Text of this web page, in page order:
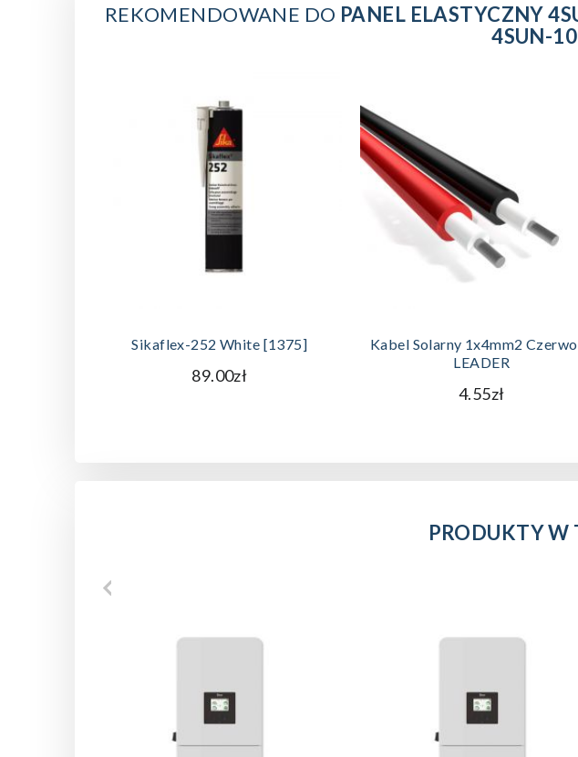
REKOMENDOWANE DO PANEL ELASTYCZNY
4SUN-
Sikaflex-252 White [1375]
89.00zł
Kabel Solarny 1x4mm2
LEADER
4.55zł
PRODUKTY W